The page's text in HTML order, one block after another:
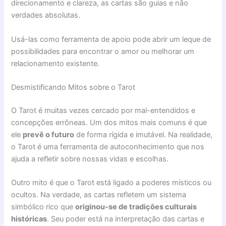
direcionamento e clareza, as cartas são guias e não
verdades absolutas.
Usá-las como ferramenta de apoio pode abrir um leque de
possibilidades para encontrar o amor ou melhorar um
relacionamento existente.
Desmistificando Mitos sobre o Tarot
O Tarot é muitas vezes cercado por mal-entendidos e
concepções errôneas. Um dos mitos mais comuns é que
ele prevê o futuro de forma rígida e imutável. Na realidade,
o Tarot é uma ferramenta de autoconhecimento que nos
ajuda a refletir sobre nossas vidas e escolhas.
Outro mito é que o Tarot está ligado a poderes místicos ou
ocultos. Na verdade, as cartas refletem um sistema
simbólico rico queoriginou-se de tradições culturais
históricas. Seu poder está na interpretação das cartas e